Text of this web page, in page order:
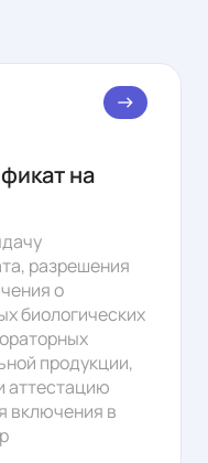
на
разрешения
о
биологических
продукции,
аттестацию
включения в
east